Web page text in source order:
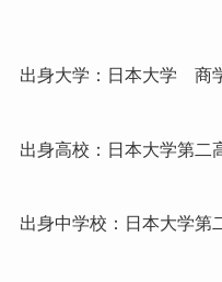
出身大学：日本大学 商
出身高校：日本大学第二
出身中学校：日本大学第